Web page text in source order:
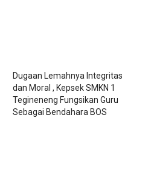
Dugaan Lemahnya Integritas
dan Moral , Kepsek SMKN 1
Tegineneng Fungsikan Guru
Sebagai Bendahara BOS